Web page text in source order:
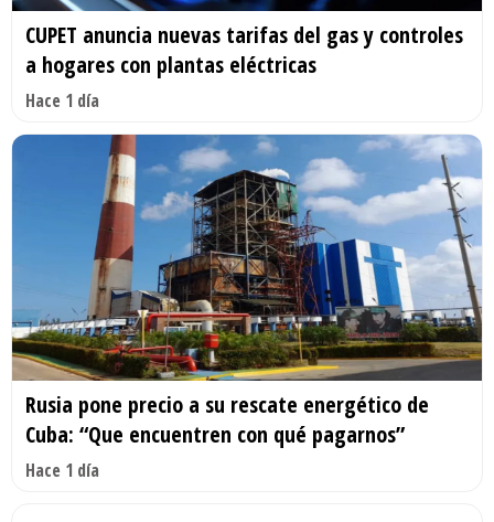
CUPET anuncia nuevas tarifas del gas y controles
a hogares con plantas eléctricas
Hace 1 día
Rusia pone precio a su rescate energético de
Cuba: “Que encuentren con qué pagarnos”
Hace 1 día